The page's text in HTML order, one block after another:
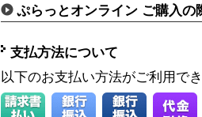
ぷらっとオンライン ご購入の
支払方法について
以下のお支払い方法がご利用で